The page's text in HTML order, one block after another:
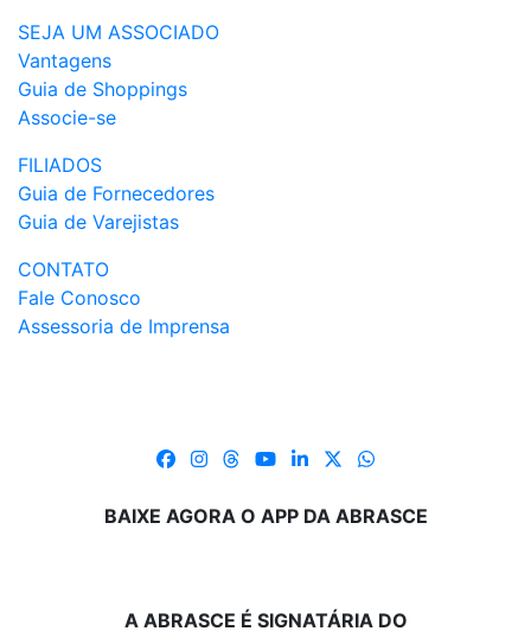
SEJA UM ASSOCIADO
Vantagens
Guia de Shoppings
Associe-se
FILIADOS
Guia de Fornecedores
Guia de Varejistas
CONTATO
Fale Conosco
Assessoria de Imprensa
BAIXE AGORA O APP DA ABRASCE
A ABRASCE É SIGNATÁRIA DO